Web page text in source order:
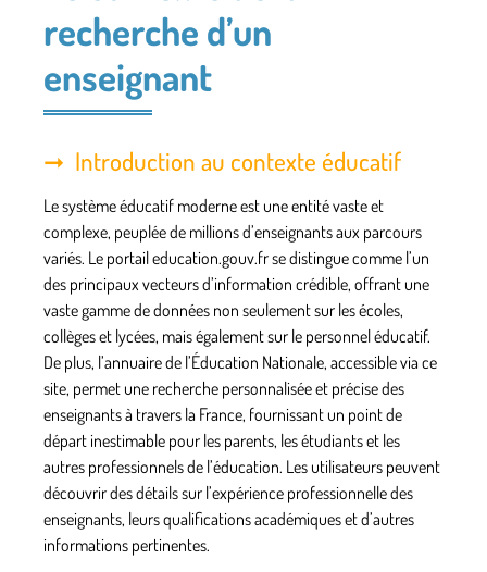
recherche d’un
enseignant
Introduction au contexte éducatif
Le système éducatif moderne est une entité vaste et
complexe, peuplée de millions d’enseignants aux parcours
variés. Le portaileducation.gouv.frse distingue comme l’un
des principaux vecteurs d’information crédible, offrant une
vaste gamme de données non seulement sur les écoles,
collèges et lycées, mais également sur le personnel éducatif.
De plus, l’annuaire de l’Éducation Nationale, accessible via ce
site, permet une recherche personnalisée et précise des
enseignants à travers la France, fournissant un point de
départ inestimable pour les parents, les étudiants et les
autres professionnels de l’éducation. Les utilisateurs peuvent
découvrir des détails sur l’expérience professionnelle des
enseignants, leurs qualifications académiques et d’autres
informations pertinentes.